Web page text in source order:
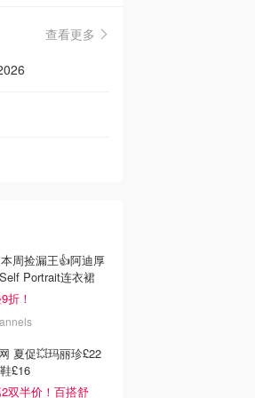
🇳🇿新西兰
查看更多
周捡漏王👍阿迪厚
Portrait连衣裙
折！
夏促💥玛丽珍£22
£16
双半价！百搭舒